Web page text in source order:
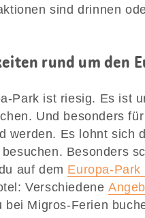
sind drinnen
rund um den
Park ist riesig. Es ist
Und besonders
werden. Es lohnt sich
Besonders
auf dem Europa-Park
Verschiedene
bei Migros-Ferien